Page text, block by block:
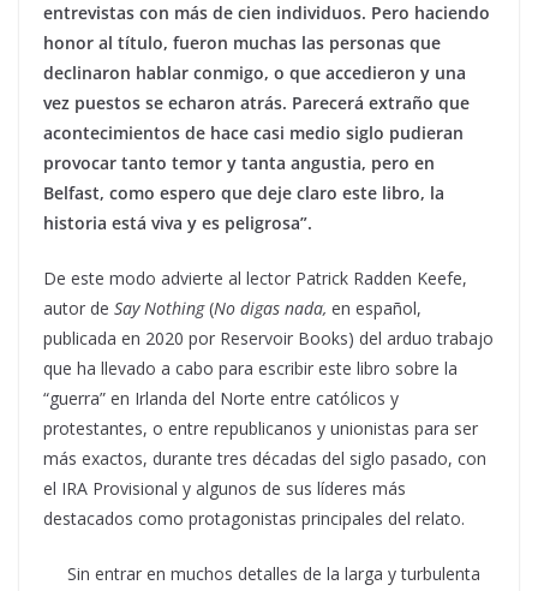
entrevistas con más de cien individuos. Pero haciendo
honor al título, fueron muchas las personas que
declinaron hablar conmigo, o que accedieron y una
vez puestos se echaron atrás. Parecerá extraño que
acontecimientos de hace casi medio siglo pudieran
provocar tanto temor y tanta angustia, pero en
Belfast, como espero que deje claro este libro, la
historia está viva y es peligrosa”.
De este modo advierte al lector Patrick Radden Keefe,
autor de Say Nothing(No digas nada, en español,
publicada en 2020 por Reservoir Books) del arduo trabajo
que ha llevado a cabo para escribir este libro sobre la
“guerra” en Irlanda del Norte entre católicos y
protestantes, o entre republicanos y unionistas para ser
más exactos, durante tres décadas del siglo pasado, con
el IRA Provisional y algunos de sus líderes más
destacados como protagonistas principales del relato.
Sin entrar en muchos detalles de la larga y turbulenta